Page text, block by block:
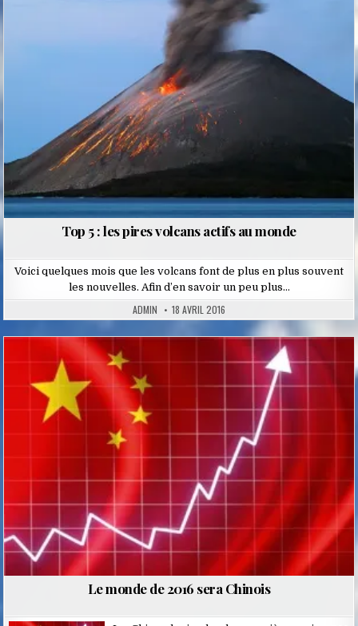
Top 5 : les pires volcans actifs au monde
Voici quelques mois que les volcans font de plus en plus souvent
les nouvelles. Afin d’en savoir un peu plus…
ADMIN 18 AVRIL 2016
Posted
in
Le monde de 2016 sera Chinois